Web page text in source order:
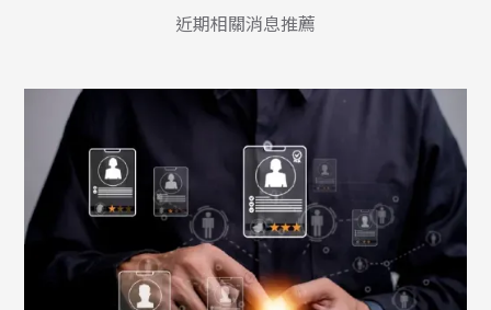
近期相關消息推薦